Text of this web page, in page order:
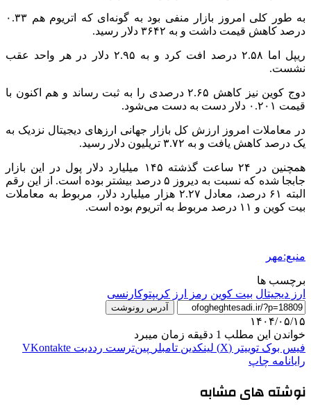
به طور کلی امروز بازار منفی بود به گونه‌ای که اتریوم هم ۰.۳۳
درصد کاهش قیمت داشت و به ۳۶۴۲ دلار رسید.
ریپل
اما ۲.۵۸ درصد افت کرد و به ۲.۹۵ دلار در هر واحد عقب
نشست.
دوج
کوین نیز کاهش ۲.۶۵ درصدی را به ثبت رساند و هم اکنون با
قیمت ۰.۲۰۱ دلار دست به دست می‌شود.
در معاملات امروز ارزش کل بازار جهانی ارزهای دیجیتال نزدیک به
یک درصد کاهش یافت و به ۳.۷۲ تریلیون دلار رسید.
همچنین در ۲۴ ساعت گذشته ۱۴۵ میلیارد دلار پول در این بازار
جابجا شده که نسبت به دیروز ۵ درصد بیشتر بوده است. از این رقم
البته ۶۱ درصد، معادل ۲.۲۷ هزار میلیارد دلار، مربوط به معاملات
بیت کوین و ۱۱ درصد مربوط به اتریوم بوده است.
منبع:مهر
برچسب ها
ارز دیجیتال بیت کوین رمز ارز کریپتوکارنسی
آدرس رونوشت
۱۴۰۴/۰۵/۱۵
خواندن این مطلب 1 دقیقه زمان میبرد
فیس بوک توییتر (X) لینکدین ‫تامبلر ‫پین‌ترست ‫رددیت ‫VKontakte
رایانامه چاپ
نوشته های مشابه